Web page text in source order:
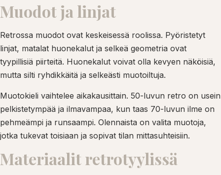
Muodot ja linjat
Retrossa muodot ovat keskeisessä roolissa. Pyöristetyt
linjat, matalat huonekalut ja selkeä geometria ovat
tyypillisiä piirteitä. Huonekalut voivat olla kevyen näköisiä,
mutta silti ryhdikkäitä ja selkeästi muotoiltuja.
Muotokieli vaihtelee aikakausittain. 50-luvun retro on usein
pelkistetympää ja ilmavampaa, kun taas 70-luvun ilme on
pehmeämpi ja runsaampi. Olennaista on valita muotoja,
jotka tukevat toisiaan ja sopivat tilan mittasuhteisiin.
Materiaalit retrotyylissä